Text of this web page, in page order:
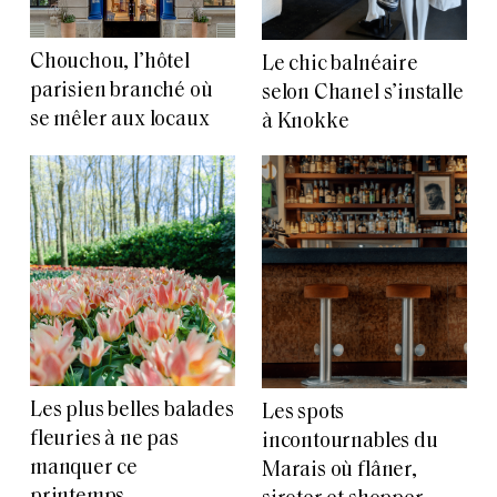
Chouchou, l’hôtel
parisien branché où
se mêler aux locaux
Le chic balnéaire
selon Chanel s’installe
à Knokke
Les plus belles balades
fleuries à ne pas
manquer ce
Les spots
incontournables du
Marais où flâner,